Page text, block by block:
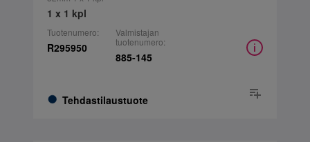
1 x 1 kpl
Tuotenumero:
R295950
Tehdastilaustuote
Valmistajan
tuotenumero:
885-145